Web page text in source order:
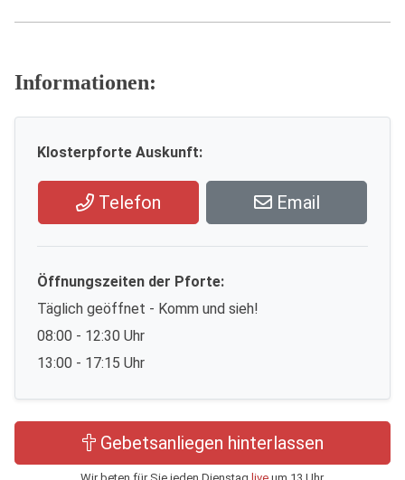
Informationen:
Klosterpforte Auskunft:
Telefon Email
Öffnungszeiten der Pforte:
Täglich geöffnet - Komm und sieh!
08:00 - 12:30 Uhr
13:00 - 17:15 Uhr
Gebetsanliegen hinterlassen